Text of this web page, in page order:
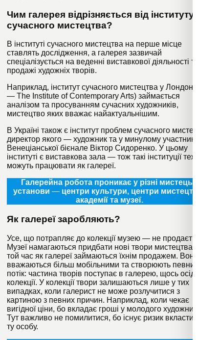
Чим галерея відрізняється від інституту
сучасного мистецтва?
В інституті сучасного мистецтва на перше місце
ставлять дослідження, а галерея зазвичай
спеціалізується на веденні виставкової діяльності та
продажі художніх творів.
Наприклад, інститут сучасного мистецтва у Лондоні (ICA
— The Institute of Contemporary Arts) займається
аналізом та просуванням сучасних художників,
мистецтво яких вважає найактуальнішим.
В Україні також є інститут проблем сучасного мистецтва,
директор якого — художник та у минулому участник
Венеціанської бієнале Віктор Сидоренко. У цьому
інституті є виставкова зала — тож такі інституції теж
можуть працювати як галереї.
Галерейна робота проникає у різні мистецькі
установи —центри культури, центри мистецтва і
академії та музеї.
Як галереї заробляють?
Усе, що потрапляє до колекції музею — не продається.
Музеї намагаються придбати нові твори мистецтва, у
той час як галереї займаються їхнім продажем. Вони
вважаються більш мобільними та створюють певний
потік: частина творів поступає в галерею, щось осідає в
колекції. У колекції твори залишаються лише у тих
випадках, коли галерист не може розлучитися з
картиною з певних причин. Наприклад, коли чекає
вигідної ціни, бо вкладає гроші у молодого художника.
Тут важливо не помилитися, бо існує ризик вкласти не в
ту особу.